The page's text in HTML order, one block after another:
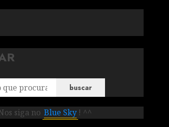
buscar
siga no Blue Sky ! ^^